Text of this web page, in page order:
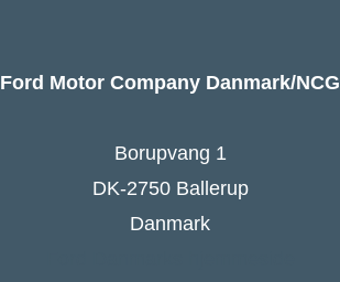
Ford Motor Company Danmark/NCG
Borupvang 1
DK-2750 Ballerup
Danmark